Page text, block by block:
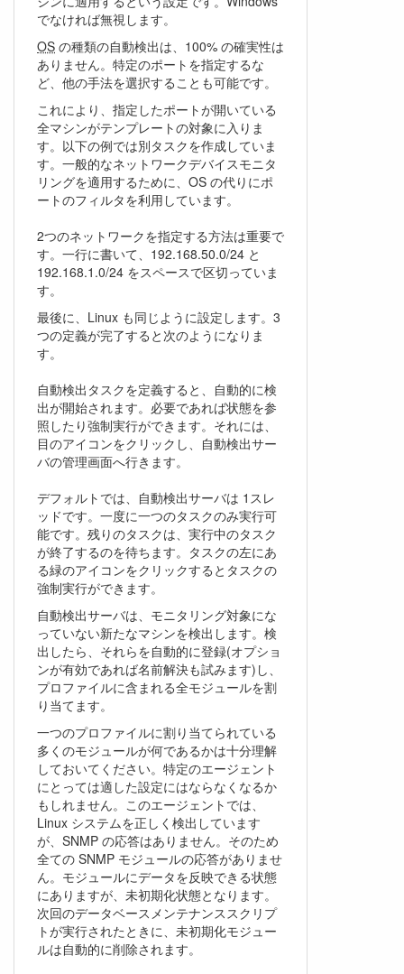
でなければ無視します。
OS の種類の自動検出は、100% の確実性は
ありません。特定のポートを指定するな
ど、他の手法を選択することも可能です。
これにより、指定したポートが開いている
全マシンがテンプレートの対象に入りま
す。以下の例では別タスクを作成していま
す。一般的なネットワークデバイスモニタ
リングを適用するために、OS の代りにポ
ートのフィルタを利用しています。
2つのネットワークを指定する方法は重要で
す。一行に書いて、192.168.50.0/24 と
192.168.1.0/24 をスペースで区切っていま
す。
最後に、Linux も同じように設定します。3
つの定義が完了すると次のようになりま
す。
自動検出タスクを定義すると、自動的に検
出が開始されます。必要であれば状態を参
照したり強制実行ができます。それには、
目のアイコンをクリックし、自動検出サー
バの管理画面へ行きます。
デフォルトでは、自動検出サーバは 1スレ
ッドです。一度に一つのタスクのみ実行可
能です。残りのタスクは、実行中のタスク
が終了するのを待ちます。タスクの左にあ
る緑のアイコンをクリックするとタスクの
強制実行ができます。
自動検出サーバは、モニタリング対象にな
っていない新たなマシンを検出します。検
出したら、それらを自動的に登録(オプショ
ンが有効であれば名前解決も試みます)し、
プロファイルに含まれる全モジュールを割
り当てます。
一つのプロファイルに割り当てられている
多くのモジュールが何であるかは十分理解
しておいてください。特定のエージェント
にとっては適した設定にはならなくなるか
もしれません。このエージェントでは、
Linux システムを正しく検出しています
が、SNMP の応答はありません。そのため
全ての SNMP モジュールの応答がありませ
ん。モジュールにデータを反映できる状態
にありますが、未初期化状態となります。
次回のデータベースメンテナンススクリプ
トが実行されたときに、未初期化モジュー
ルは自動的に削除されます。